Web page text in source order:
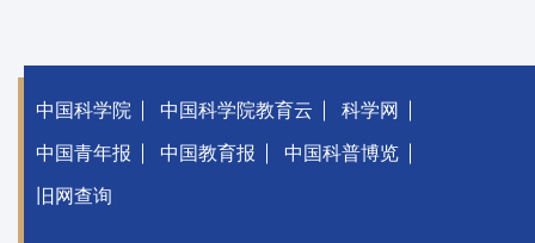
中国科学院 中国科学院教育云 科学网
中国青年报 中国教育报 中国科普博览
旧网查询